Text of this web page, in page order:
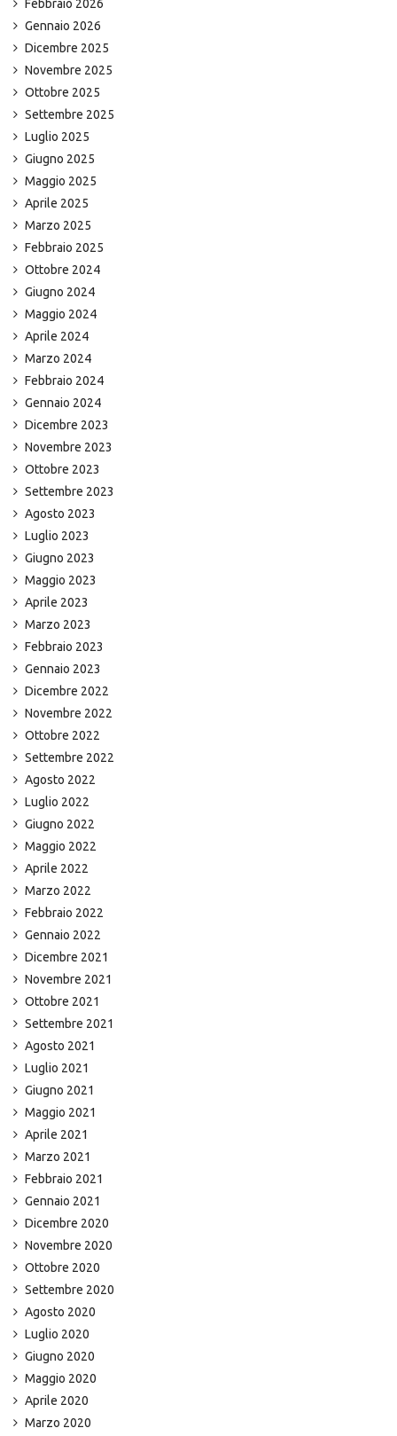
Febbraio 2026
Gennaio 2026
Dicembre 2025
Novembre 2025
Ottobre 2025
Settembre 2025
Luglio 2025
Giugno 2025
Maggio 2025
Aprile 2025
Marzo 2025
Febbraio 2025
Ottobre 2024
Giugno 2024
Maggio 2024
Aprile 2024
Marzo 2024
Febbraio 2024
Gennaio 2024
Dicembre 2023
Novembre 2023
Ottobre 2023
Settembre 2023
Agosto 2023
Luglio 2023
Giugno 2023
Maggio 2023
Aprile 2023
Marzo 2023
Febbraio 2023
Gennaio 2023
Dicembre 2022
Novembre 2022
Ottobre 2022
Settembre 2022
Agosto 2022
Luglio 2022
Giugno 2022
Maggio 2022
Aprile 2022
Marzo 2022
Febbraio 2022
Gennaio 2022
Dicembre 2021
Novembre 2021
Ottobre 2021
Settembre 2021
Agosto 2021
Luglio 2021
Giugno 2021
Maggio 2021
Aprile 2021
Marzo 2021
Febbraio 2021
Gennaio 2021
Dicembre 2020
Novembre 2020
Ottobre 2020
Settembre 2020
Agosto 2020
Luglio 2020
Giugno 2020
Maggio 2020
Aprile 2020
Marzo 2020